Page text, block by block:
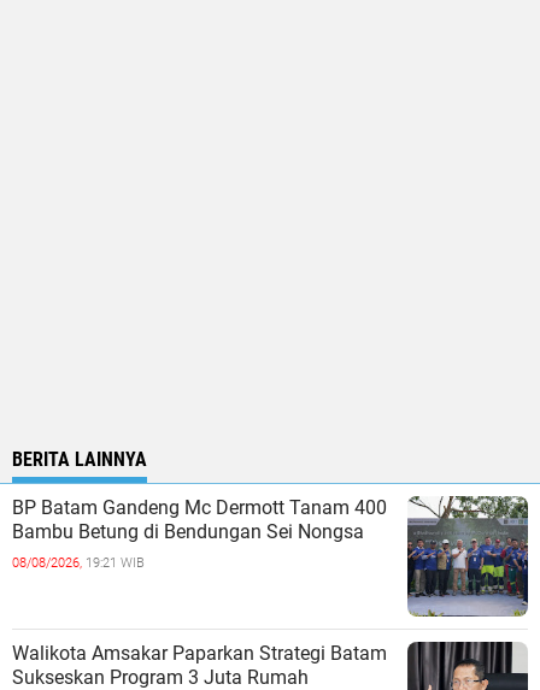
BERITA LAINNYA
BP Batam Gandeng Mc Dermott Tanam 400
Bambu Betung di Bendungan Sei Nongsa
08/08/2026, 19:21 WIB
Walikota Amsakar Paparkan Strategi Batam
Sukseskan Program 3 Juta Rumah